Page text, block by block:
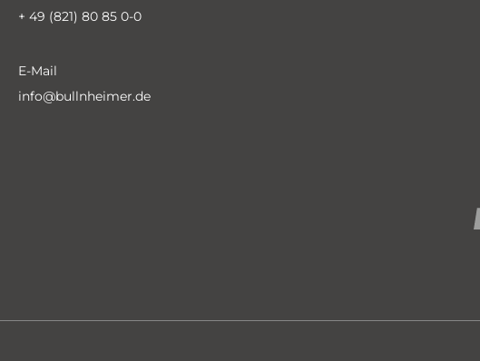
+ 49 (821) 80 85 0-0
E-Mail
info@bullnheimer.de